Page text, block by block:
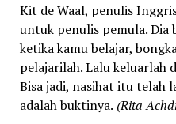
Kit de Waal, penulis
untuk penulis pemula.
ketika kamu belajar,
pelajarilah. Lalu keluarlah
Bisa jadi, nasihat itu telah
adalah buktinya. (Rita